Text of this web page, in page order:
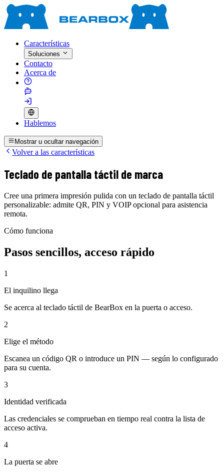
Características
Soluciones
Contacto
Acerca de
Hablemos
Mostrar u ocultar navegación
Volver a las características
Teclado de pantalla táctil de marca
Cree una primera impresión pulida con un teclado de pantalla táctil
personalizable: admite QR, PIN y VOIP opcional para asistencia
remota.
Cómo funciona
Pasos sencillos, acceso rápido
1
El inquilino llega
Se acerca al teclado táctil de BearBox en la puerta o acceso.
2
Elige el método
Escanea un código QR o introduce un PIN — según lo configurado
para su cuenta.
3
Identidad verificada
Las credenciales se comprueban en tiempo real contra la lista de
acceso activa.
4
La puerta se abre